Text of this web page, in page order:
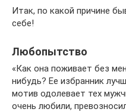
Итак, по какой причине
себе!
Любопытство
«Как она поживает без
нибудь? Ее избранник
мотив одолевает тех
очень любили,